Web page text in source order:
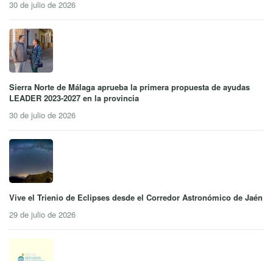
30 de julio de 2026
Sierra Norte de Málaga aprueba la primera propuesta de ayudas
LEADER 2023-2027 en la provincia
30 de julio de 2026
Vive el Trienio de Eclipses desde el Corredor Astronómico de Jaén
29 de julio de 2026